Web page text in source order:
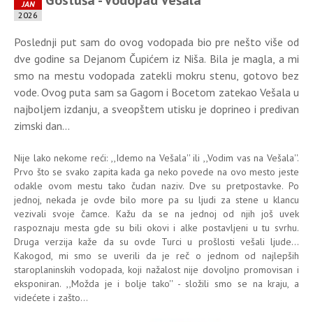
JAN
2026
Poslednji put sam do ovog vodopada bio pre nešto više od
dve godine sa Dejanom Čupićem iz Niša. Bila je magla, a mi
smo na mestu vodopada zatekli mokru stenu, gotovo bez
vode. Ovog puta sam sa Gagom i Bocetom zatekao Vešala u
najboljem izdanju, a sveopštem utisku je doprineo i predivan
zimski dan...
Nije lako nekome reći: ,,Idemo na Vešala'' ili ,,Vodim vas na Vešala''.
Prvo što se svako zapita kada ga neko povede na ovo mesto jeste
odakle ovom mestu tako čudan naziv. Dve su pretpostavke. Po
jednoj, nekada je ovde bilo more pa su ljudi za stene u klancu
vezivali svoje čamce. Kažu da se na jednoj od njih još uvek
raspoznaju mesta gde su bili okovi i alke postavljeni u tu svrhu.
Druga verzija kaže da su ovde Turci u prošlosti vešali ljude...
Kakogod, mi smo se uverili da je reč o jednom od najlepših
staroplaninskih vodopada, koji nažalost nije dovoljno promovisan i
eksponiran. ,,Možda je i bolje tako'' - složili smo se na kraju, a
videćete i zašto...